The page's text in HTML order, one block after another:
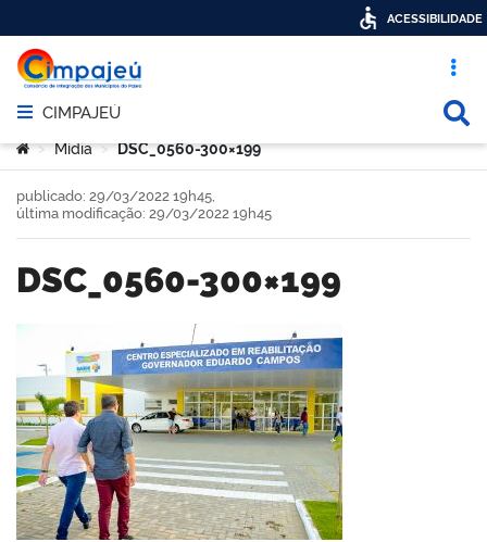
Acesso
Abrir menu principal de navegação
CIMPAJEÚ
Você está aqui:
> Mídia > DSC_0560-300×199
DSC_0560-300×199
publicado: 29/03/2022 19h45,
última modificação: 29/03/2022 19h45
ACESSIBILIDADE